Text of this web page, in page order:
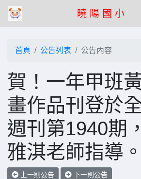
曉 陽 國 小
首頁 公告列表 公告內容
賀！一年甲班
畫作品刊登於
週刊第1940期
雅淇老師指導。
上一則公告 下一則公告